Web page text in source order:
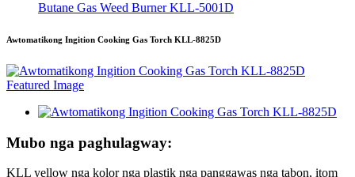
Butane Gas Weed Burner KLL-5001D
Awtomatikong Ingition Cooking Gas Torch KLL-8825D
Mubo nga paghulagway:
KLL yellow nga kolor nga plastik nga panggawas nga tabon, itom